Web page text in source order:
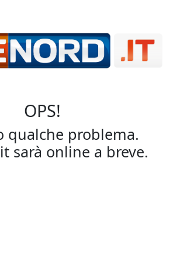
OPS!
qualche problema.
sarà online a breve.